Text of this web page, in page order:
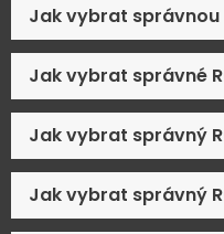
Jak vybrat správnou
Jak vybrat správné
Jak vybrat správný
Jak vybrat správný